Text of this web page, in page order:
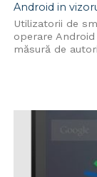
Android in
Utilizatorii de
operare
măsură de